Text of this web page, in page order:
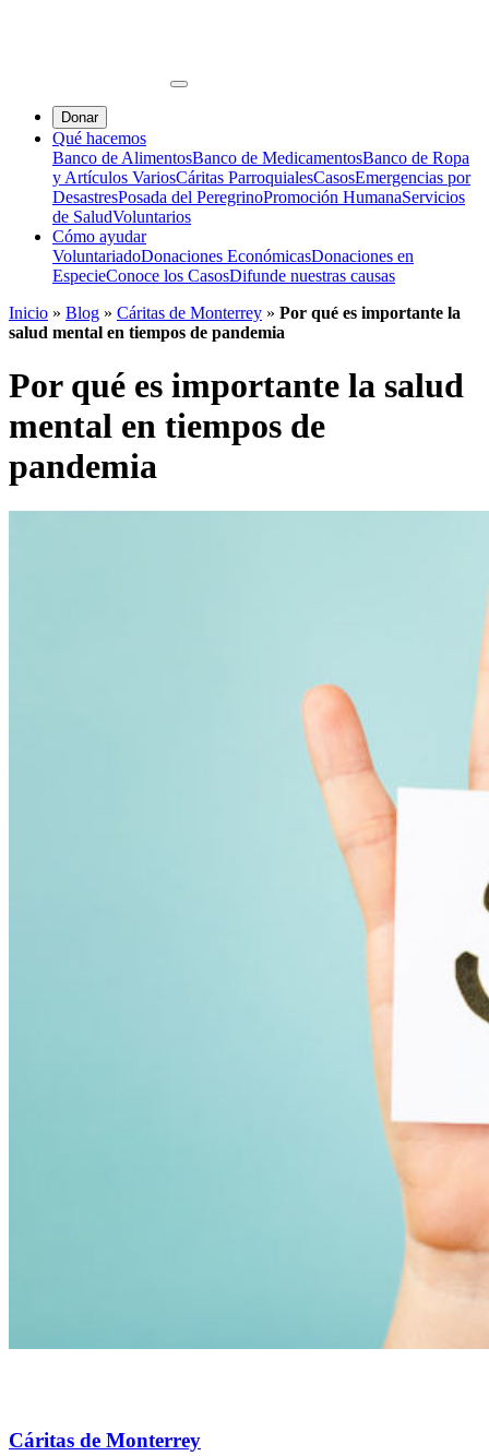
Donar
Qué hacemos
Banco de AlimentosBanco de MedicamentosBanco de Ropa
y Artículos VariosCáritas ParroquialesCasosEmergencias por
DesastresPosada del PeregrinoPromoción HumanaServicios
de SaludVoluntarios
Cómo ayudar
VoluntariadoDonaciones EconómicasDonaciones en
EspecieConoce los CasosDifunde nuestras causas
Inicio » Blog » Cáritas de Monterrey » Por qué es importante la
salud mental en tiempos de pandemia
Por qué es importante la salud
mental en tiempos de
pandemia
Cáritas de Monterrey